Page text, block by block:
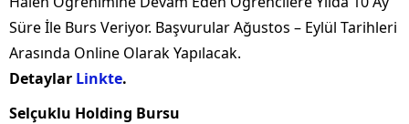
Süre İle Burs Veriyor. Başvurular Ağustos – Eylül Tarihleri
Arasında Online Olarak Yapılacak.
Detaylar Linkte.
Selçuklu Holding Bursu